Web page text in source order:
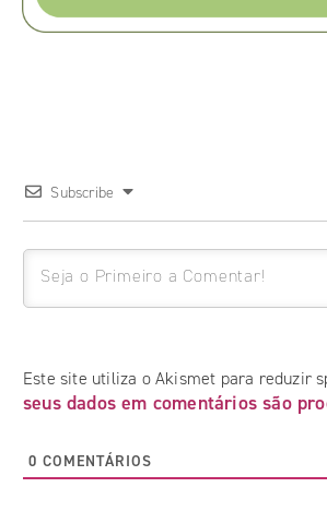
Subscribe
Este site utiliza o Akismet para reduzir
seus dados em comentários são
0 COMENTÁRIOS